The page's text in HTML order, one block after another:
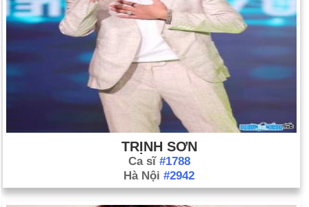
TRỊNH SƠN
Ca sĩ #1788
Hà Nội #2942